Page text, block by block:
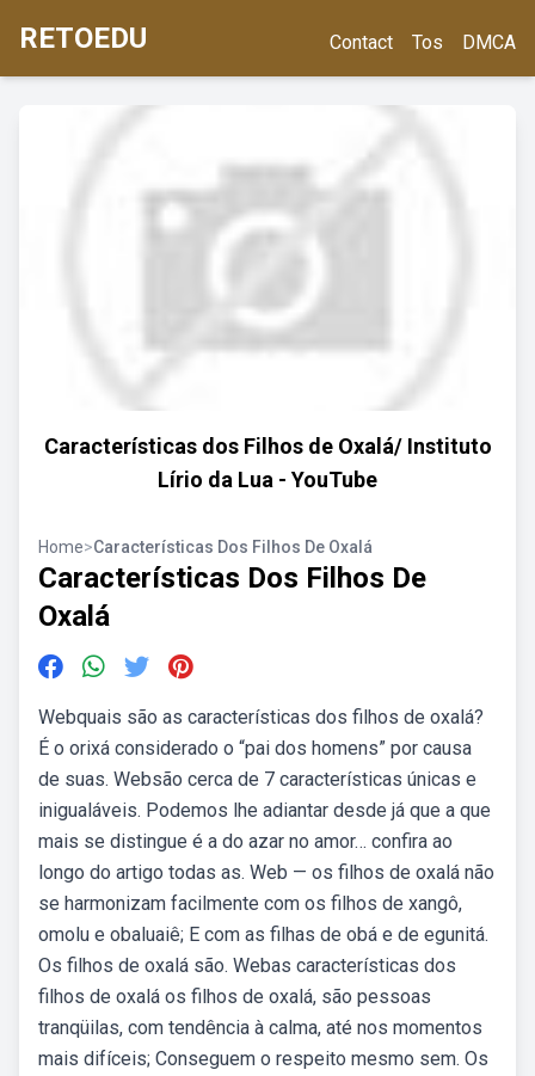
RETOEDU Contact Tos DMCA
Características dos Filhos de Oxalá/ Instituto
Lírio da Lua - YouTube
Home>Características Dos Filhos De Oxalá
Características Dos Filhos De
Oxalá
Webquais são as características dos filhos de oxalá?
É o orixá considerado o “pai dos homens” por causa
de suas. Websão cerca de 7 características únicas e
inigualáveis. Podemos lhe adiantar desde já que a que
mais se distingue é a do azar no amor… confira ao
longo do artigo todas as. Web — os filhos de oxalá não
se harmonizam facilmente com os filhos de xangô,
omolu e obaluaiê; E com as filhas de obá e de egunitá.
Os filhos de oxalá são. Webas características dos
filhos de oxalá os filhos de oxalá, são pessoas
tranqüilas, com tendência à calma, até nos momentos
mais difíceis; Conseguem o respeito mesmo sem. Os